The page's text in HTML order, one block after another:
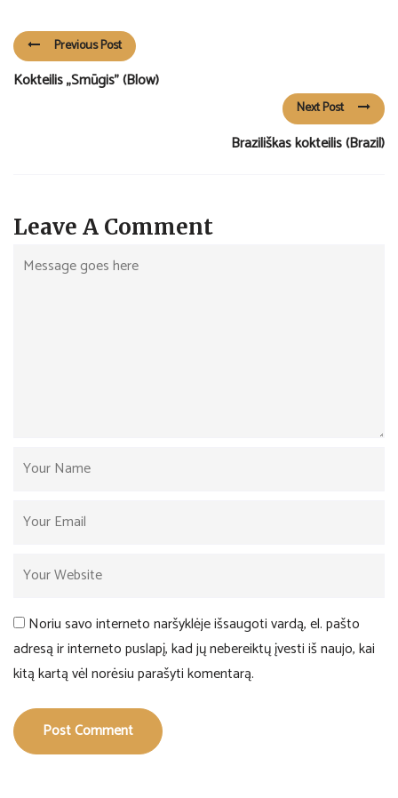
Previous Post
Kokteilis „Smūgis” (Blow)
Next Post
Braziliškas kokteilis (Brazil)
Leave A Comment
Noriu savo interneto naršyklėje išsaugoti vardą, el. pašto
adresą ir interneto puslapį, kad jų nebereiktų įvesti iš naujo, kai
kitą kartą vėl norėsiu parašyti komentarą.
Post Comment